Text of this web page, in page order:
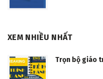
XEM NHIỀU NHẤT
Trọn bộ giáo